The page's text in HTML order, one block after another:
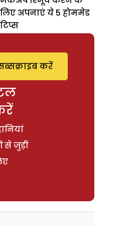
लिए अपनाएं ये 5 होममेड
टिप्स
से जुड़ी
करें